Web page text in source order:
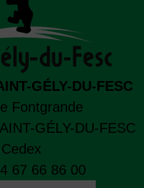
GÉLY-DU-FESC
Fontgrande
GÉLY-DU-FESC
Cedex
67 66 86 00